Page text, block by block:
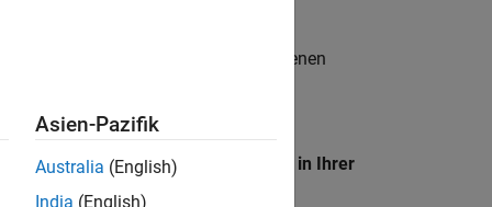
. Wenn Sie noch immer keine offenen
unseres
Standort, um alle Stellenangebote in Ihrer
Asien-Pazifik
Australia (English)
India (English)